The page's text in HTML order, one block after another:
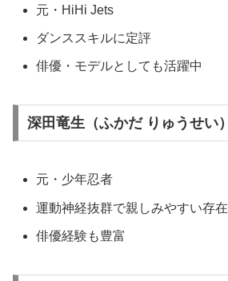
元・HiHi Jets
ダンススキルに定評
俳優・モデルとしても活躍中
深田竜生（ふかだ りゅうせい）
元・少年忍者
運動神経抜群で親しみやすい存在
俳優経験も豊富